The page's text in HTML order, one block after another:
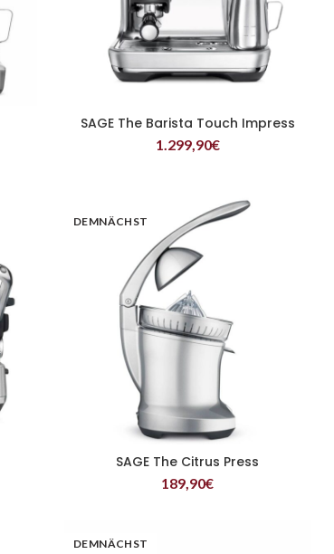
WEITERLESEN
SAGE The Barista Touch Impress
1.299,90€
DEMNÄCHST
WEITERLESEN
SAGE The Citrus Press
189,90€
DEMNÄCHST